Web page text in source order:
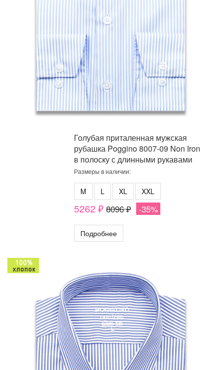
Голубая приталенная мужская
рубашка Poggino 8007-09 Non Iron
в полоску с длинными рукавами
Размеры в наличии:
M L XL XXL
5262 ₽ 8096 ₽ -35%
Подробнее